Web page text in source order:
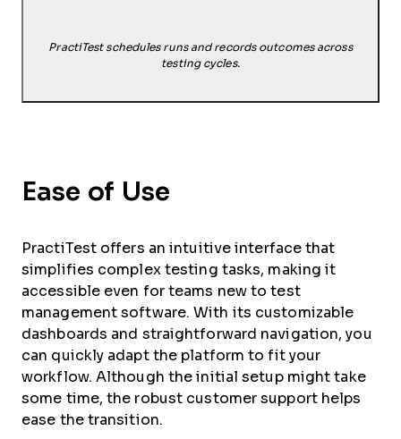
PractiTest schedules runs and records outcomes across
testing cycles.
Ease of Use
PractiTest offers an intuitive interface that
simplifies complex testing tasks, making it
accessible even for teams new to test
management software. With its customizable
dashboards and straightforward navigation, you
can quickly adapt the platform to fit your
workflow. Although the initial setup might take
some time, the robust customer support helps
ease the transition.